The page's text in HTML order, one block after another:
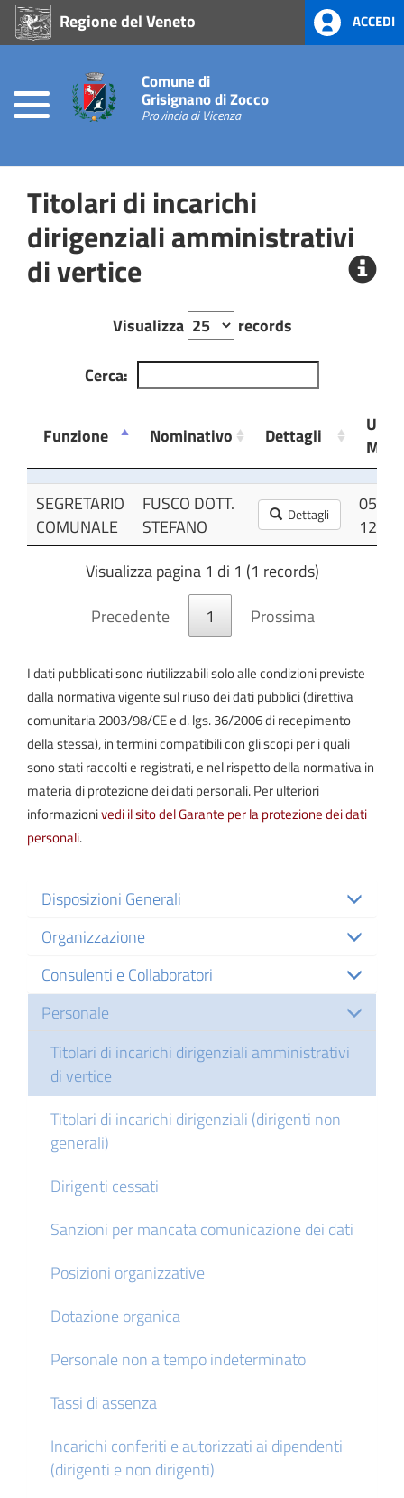
Regione del Veneto ACCEDI
Comune di
Grisignano di Zocco
Provincia di Vicenza
Home
di
Concessione
Prevenzione
Corruzione
190/2012
Amministrazione
Titolari di incarichi
dirigenziali amministrativi
di vertice
Visualizza
records
Cerca:
Funzione Nominativo Dettagli
Funzione
Nominativo Dettagli
SEGRETARIO
COMUNALE
FUSCO DOTT.
STEFANO
Dettagli
05/
12:55
Visualizza pagina 1 di 1 (1 records)
Precedente
1 Prossima
I dati pubblicati sono riutilizzabili solo alle condizioni previste
dalla normativa vigente sul riuso dei dati pubblici (direttiva
comunitaria 2003/98/CE e d. lgs. 36/2006 di recepimento
della stessa), in termini compatibili con gli scopi per i quali
sono stati raccolti e registrati, e nel rispetto della normativa in
materia di protezione dei dati personali. Per ulteriori
informazionivedi il sito del Garante per la protezione dei dati
personali.
Disposizioni Generali
Organizzazione
Consulenti e Collaboratori
Personale
Titolari di incarichi dirigenziali amministrativi
di vertice
Titolari di incarichi dirigenziali (dirigenti non
generali)
Dirigenti cessati
Sanzioni per mancata comunicazione dei dati
Posizioni organizzative
Dotazione organica
Personale non a tempo indeterminato
Tassi di assenza
Incarichi conferiti e autorizzati ai dipendenti
(dirigenti e non dirigenti)